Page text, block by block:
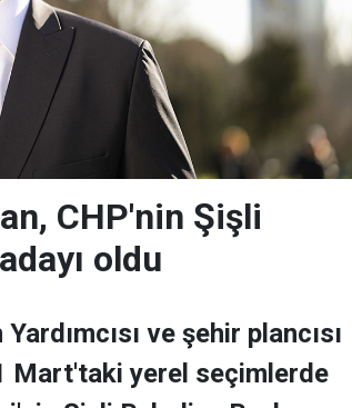
CHP'nin Şişli
oldu
ve şehir plancısı
Mart'taki yerel seçimlerde